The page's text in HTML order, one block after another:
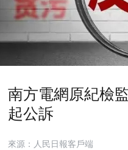
南方電網原紀檢
起公訴
來源：人民日報客戶端